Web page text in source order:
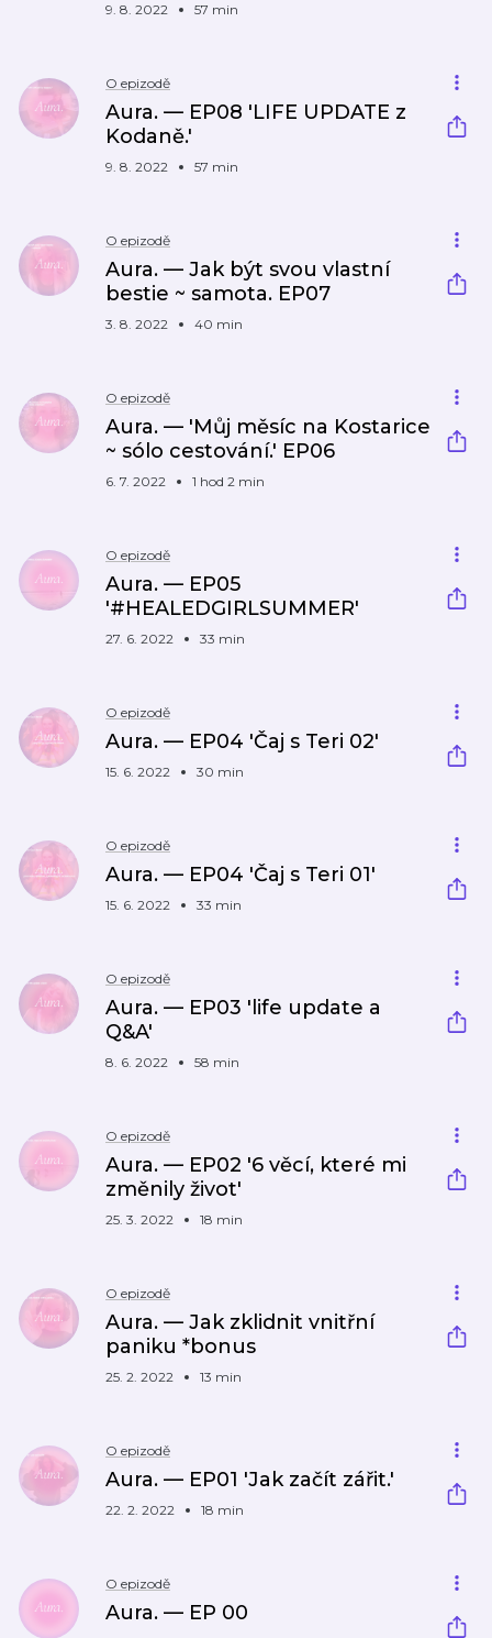
9. 8. 2022 57 min
O epizodě
Aura. — EP08 'LIFE UPDATE z
Kodaně.'
9. 8. 2022 57 min
O epizodě
Aura. — Jak být svou vlastní
bestie ~ samota. EP07
3. 8. 2022 40 min
O epizodě
Aura. — 'Můj měsíc na Kostarice
~ sólo cestování.' EP06
6. 7. 2022 1 hod 2 min
O epizodě
Aura. — EP05
'#HEALEDGIRLSUMMER'
27. 6. 2022 33 min
O epizodě
Aura. — EP04 'Čaj s Teri 02'
15. 6. 2022 30 min
O epizodě
Aura. — EP04 'Čaj s Teri 01'
15. 6. 2022 33 min
O epizodě
Aura. — EP03 'life update a
Q&A'
8. 6. 2022 58 min
O epizodě
Aura. — EP02 '6 věcí, které mi
změnily život'
25. 3. 2022 18 min
O epizodě
Aura. — Jak zklidnit vnitřní
paniku *bonus
25. 2. 2022 13 min
O epizodě
Aura. — EP01 'Jak začít zářit.'
22. 2. 2022 18 min
O epizodě
Aura. — EP 00